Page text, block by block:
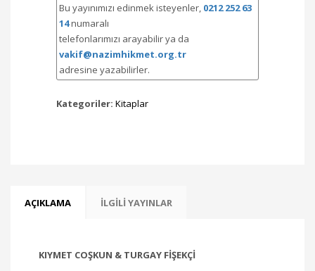
Bu yayınımızı edinmek isteyenler, 0212 252 63
14numaralı
telefonlarımızı arayabilir ya da
vakif@nazimhikmet.org.tr
adresine yazabilirler.
Kategoriler: Kitaplar
AÇIKLAMA İLGILI YAYINLAR
KIYMET COŞKUN & TURGAY FİŞEKÇİ